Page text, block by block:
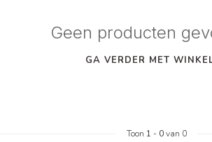
Geen producten
GA VERDER MET
Toon 1 - 0van 0